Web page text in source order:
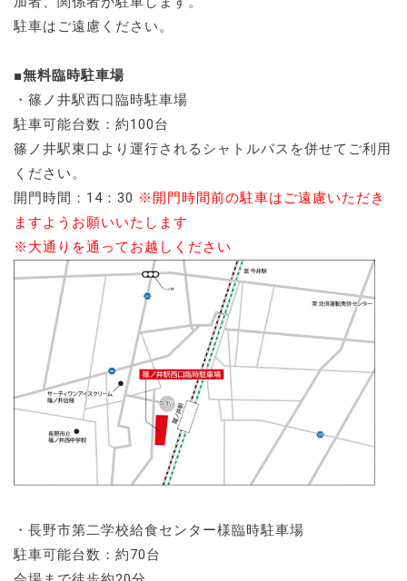
駐車はご遠慮ください。
■無料臨時駐車場
・篠ノ井駅西口臨時駐車場
駐車可能台数：約100台
篠ノ井駅東口より運行されるシャトルバスを併せてご利用
ください。
開門時間：14：30 ※開門時間前の駐車はご遠慮いただき
ますようお願いいたします
※大通りを通ってお越しください
・長野市第二学校給食センター様臨時駐車場
駐車可能台数：約70台